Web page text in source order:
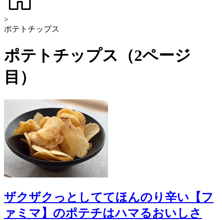
>
ポテトチップス
ポテトチップス（2ページ
目）
ザクザクっとしててほんのり辛い【フ
ァミマ】のポテチはハマるおいしさ